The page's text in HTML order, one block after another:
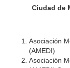
Ciudad de
Asociación
(AMEDI)
Asociación